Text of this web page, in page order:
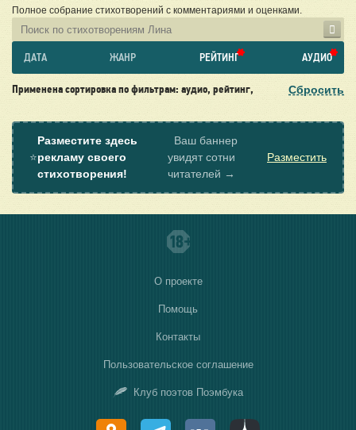
Полное собрание стихотворений с комментариями и оценками.
ДАТА ЖАНР РЕЙТИНГ АУДИО
Применена сортировка по фильтрам: аудио, рейтинг, Сбросить
⭐
Разместите здесь
рекламу своего
стихотворения!
Ваш баннер
увидят сотни
читателей →
Разместить
О проекте
Помощь
Контакты
Пользовательское соглашение
Клуб поэтов Поэмбука